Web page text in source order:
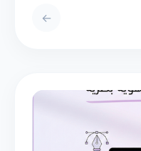
←